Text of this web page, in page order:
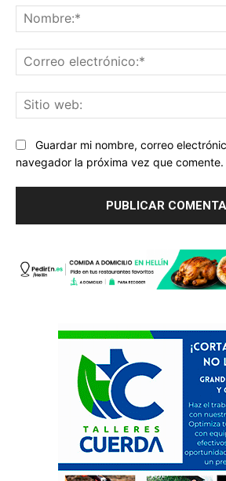
Guardar mi nombre, correo
navegador la próxima vez que comente.